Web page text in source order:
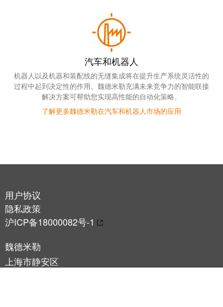
汽车和机器人
机器人以及机器和装配线的无缝集成将在提升生产系统灵活性的
过程中起到决定性的作用。魏德米勒充满未来竞争力的智能联接
解决方案可帮助您实现高性能的自动化策略。
了解更多魏德米勒在汽车和机器人市场的应用
用户协议
隐私政策
沪ICP备18000082号-1
魏德米勒
上海市静安区